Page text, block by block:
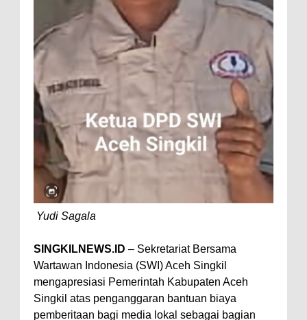
Yudi Sagala
SINGKILNEWS.ID – Sekretariat Bersama
Wartawan Indonesia (SWI) Aceh Singkil
mengapresiasi Pemerintah Kabupaten Aceh
Singkil atas penganggaran bantuan biaya
pemberitaan bagi media lokal sebagai bagian